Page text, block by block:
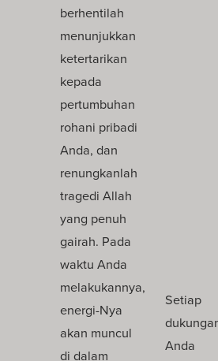
berhentilah
menunjukkan
ketertarikan
kepada
pertumbuhan
rohani pribadi
Anda, dan
renungkanlah
tragedi Allah
yang penuh
gairah. Pada
waktu Anda
melakukannya,
energi-Nya
akan muncul
di dalam
Setiap
Anda